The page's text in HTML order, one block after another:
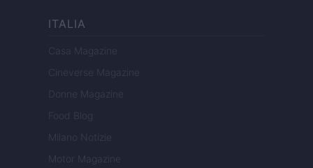
ITALIA
Casa Magazine
Cineverse Magazine
Donne Magazine
Food Blog
Milano Notizie
Motor Magazine